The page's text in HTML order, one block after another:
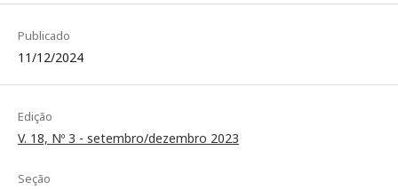
Publicado
11/12/2024
Edição
V. 18, Nº 3 - setembro/dezembro 2023
Seção